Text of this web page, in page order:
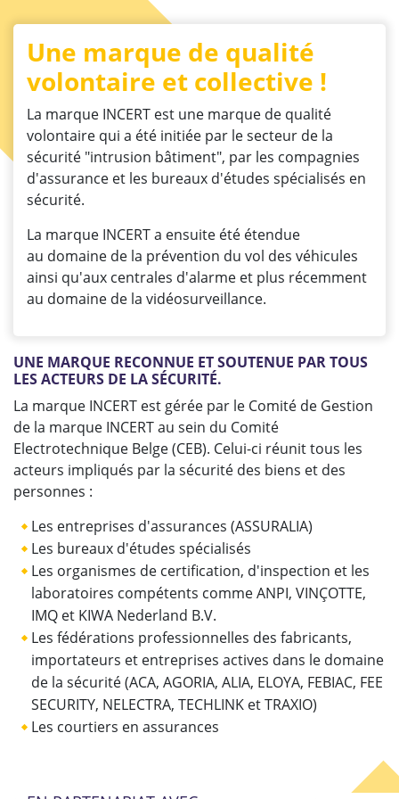
une marque de qualité
volontaire et collective !
La marque INCERT est une marque de qualité
volontaire qui a été initiée par le secteur de la
sécurité "intrusion bâtiment", par les compagnies
d'assurance et les bureaux d'études spécialisés en
sécurité.
La marque INCERT a ensuite été étendue
au domaine de la prévention du vol des véhicules
ainsi qu'aux centrales d'alarme et plus récemment
au domaine de la vidéosurveillance.
UNE MARQUE RECONNUE ET SOUTENUE PAR TOUS
LES ACTEURS DE LA SÉCURITÉ.
La marque INCERT est gérée par le Comité de Gestion
de la marque INCERT au sein du Comité
Electrotechnique Belge (CEB). Celui-ci réunit tous les
acteurs impliqués par la sécurité des biens et des
personnes :
Les entreprises d'assurances (ASSURALIA)
Les bureaux d'études spécialisés
Les organismes de certification, d'inspection et les
laboratoires compétents comme ANPI, VINÇOTTE,
IMQ et KIWA Nederland B.V.
Les fédérations professionnelles des fabricants,
importateurs et entreprises actives dans le domaine
de la sécurité (ACA, AGORIA, ALIA, ELOYA, FEBIAC, FEE
SECURITY, NELECTRA, TECHLINK et TRAXIO)
Les courtiers en assurances